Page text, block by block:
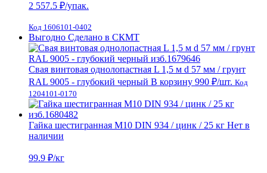
2 557.5 ₽/упак.
Код 1606101-0402
Выгодно Сделано в СКМТ
Свая винтовая однолопастная L 1,5 м d 57 мм / грунт
RAL 9005 - глубокий черный В корзину 990 ₽/шт. Код
1204101-0170
Гайка шестигранная М10 DIN 934 / цинк / 25 кг Нет в
наличии
99.9 ₽/кг